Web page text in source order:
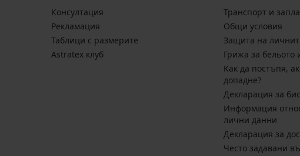
Консултация
Pекламация
Таблици с размерите
Astratex клуб
Транспорт и
Общи условия
Защита на
Грижа за бельото
Kак да постъпя,
допадне?
Декларация за
Информация
лични данни
Декларация за
Често задавани